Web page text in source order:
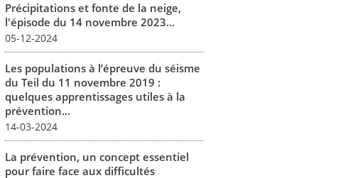
Précipitations et fonte de la neige,
l'épisode du 14 novembre 2023...
05-12-2024
Les populations à l’épreuve du séisme
du Teil du 11 novembre 2019 :
quelques apprentissages utiles à la
prévention...
14-03-2024
La prévention, un concept essentiel
pour faire face aux difficultés